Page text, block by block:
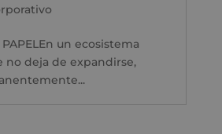
PAPELEn un ecosistema
no deja de expandirse,